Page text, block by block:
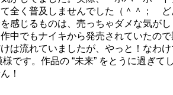
全く普及しませんでした（＾＾； ど
感じるものは、売っちゃダメな気が
中でもナイキから発売されていたので
は流れていましたが、やっと！なわけ
です。作品の “未来” をとうに過ぎて
！